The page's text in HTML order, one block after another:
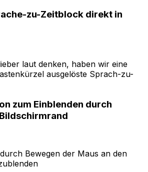
zu-Zeitblock direkt in
laut denken, haben wir eine
ausgelöste Sprach-zu-
zum Einblenden durch
Bewegen der Maus an den